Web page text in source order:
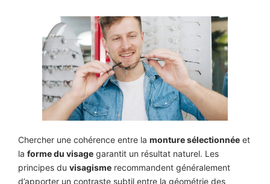
Chercher une cohérence entre la monture sélectionnée et
la forme du visage garantit un résultat naturel. Les
principes du visagisme recommandent généralement
d’apporter un contraste subtil entre la géométrie des